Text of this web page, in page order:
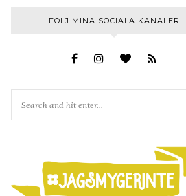
FÖLJ MINA SOCIALA KANALER